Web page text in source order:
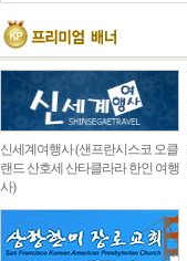
신세계여행사 (샌프란시스코 오클
랜드 산호세 산타클라라 한인 여행
사)